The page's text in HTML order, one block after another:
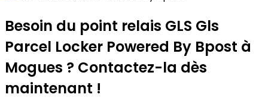
+
−
Besoin du point relais GLS Gls
Parcel Locker Powered By Bpost à
Mogues ? Contactez-la dès
maintenant !